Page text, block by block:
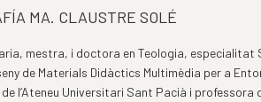
MA. CLAUSTRE SOLÉ
mestra, i doctora en Teologia,
de Materials Didàctics Multimèdia per a
l’Ateneu Universitari Sant Pacià i professora